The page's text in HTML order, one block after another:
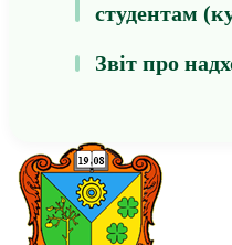
студентам
Звіт про